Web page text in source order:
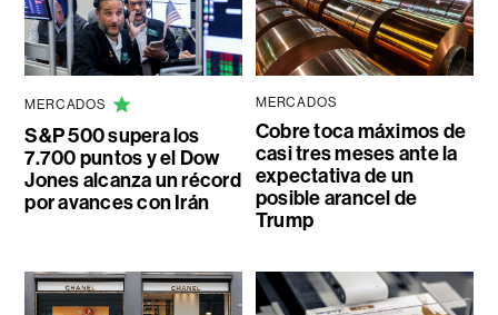
MERCADOS
S&P 500 supera los
7.700 puntos y el Dow
Jones alcanza un récord
por avances con Irán
MERCADOS
Cobre toca máximos de
casi tres meses ante la
expectativa de un
posible arancel de
Trump